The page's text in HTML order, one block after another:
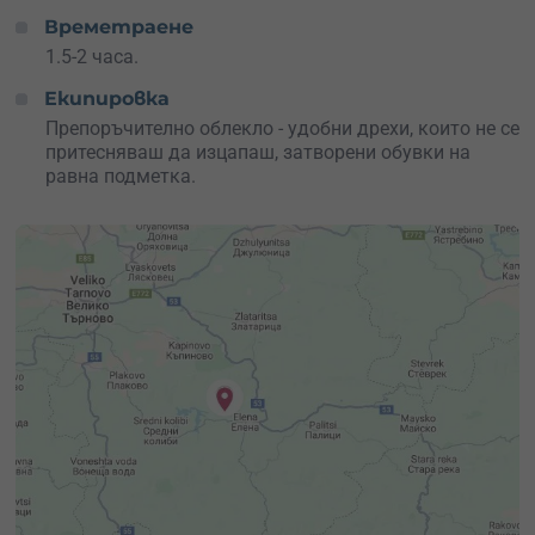
Времетраене
1.5-2 часа.
Екипировка
Препоръчително облекло - удобни дрехи, които не се
притесняваш да изцапаш, затворени обувки на
равна подметка.